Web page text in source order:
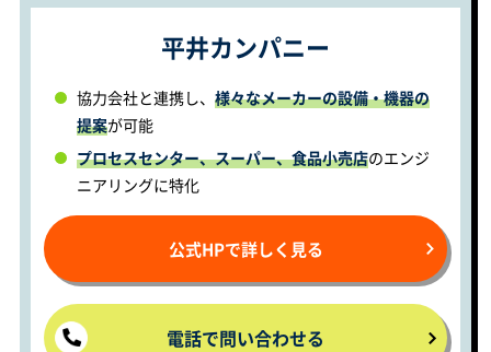
平井カンパニー
協力会社と連携し、 様々なメーカーの設備・機器の
提案が可能
プロセスセンター、スーパー、食品小売店のエンジ
ニアリングに特化
公式HPで詳しく見る
電話で問い合わせる